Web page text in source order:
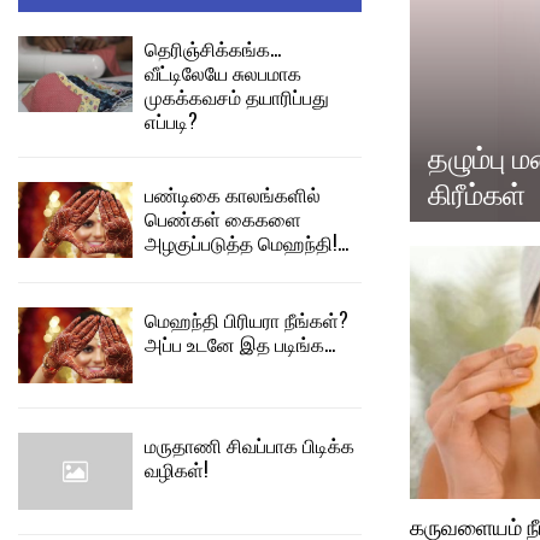
ம்
பு
ம
றை
ய
o
n
t
தழும்பு
கிரீம்கள்
கருவளையம்
தெரிஞ்சிக்கங்க…
வீட்டிலேயே சுலபமாக
முகக்கவசம் தயாரிப்பது
எப்படி?
பண்டிகை காலங்களில்
பெண்கள் கைகளை
அழகுப்படுத்த மெஹந்தி!…
மெஹந்தி பிரியரா நீங்கள்?
அப்ப உடனே இத படிங்க…
மருதாணி சிவப்பாக பிடிக்க
வழிகள்!